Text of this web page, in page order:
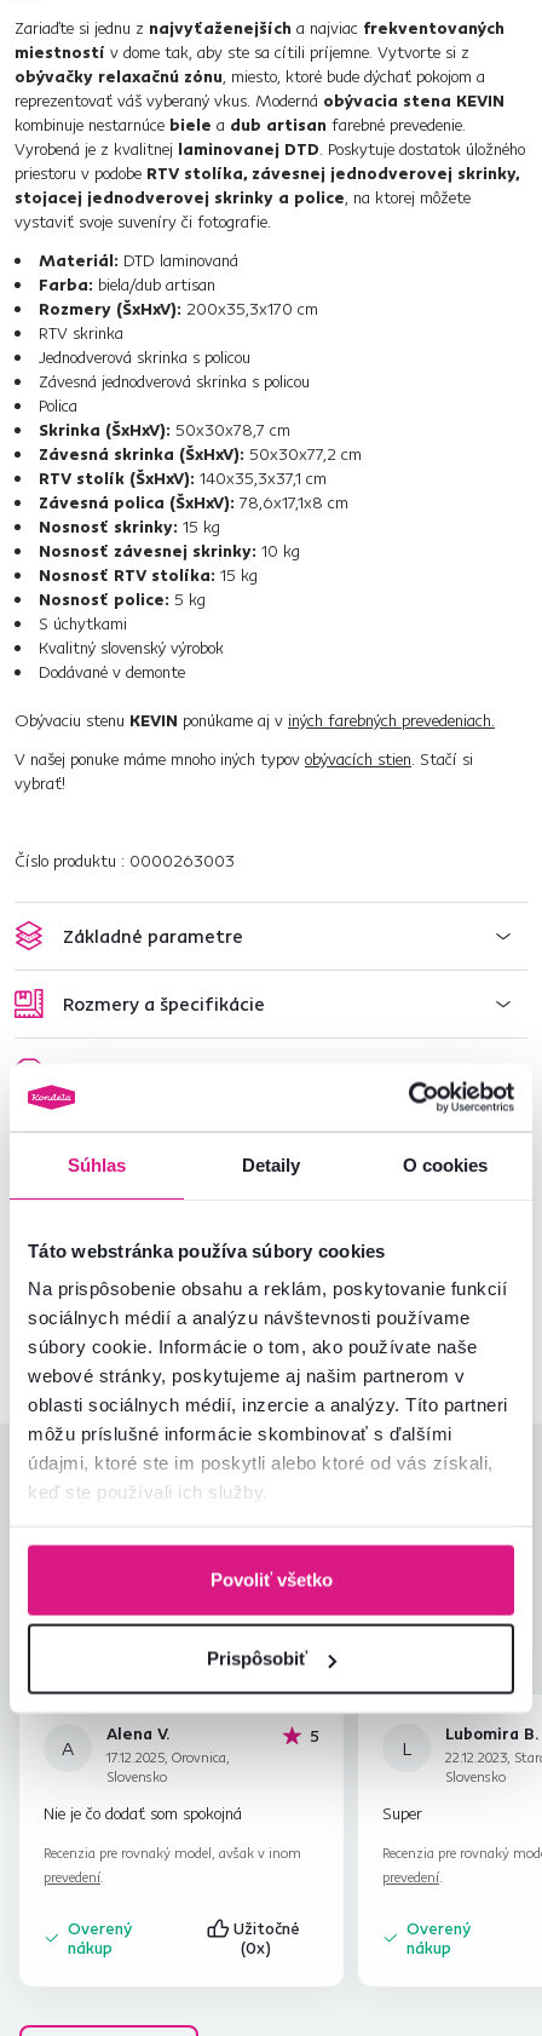
Súhlas Detaily O cookies
Táto webstránka používa súbory cookies
Na prispôsobenie obsahu a reklám, poskytovanie funkcií
sociálnych médií a analýzu návštevnosti používame
súbory cookie. Informácie o tom, ako používate naše
webové stránky, poskytujeme aj našim partnerom v
oblasti sociálnych médií, inzercie a analýzy. Títo partneri
môžu príslušné informácie skombinovať s ďalšími
údajmi, ktoré ste im poskytli alebo ktoré od vás získali,
keď ste používali ich služby.
Povoliť všetko
Prispôsobiť
Zariaďte si jednu z najvyťaženejších a najviac frekventovaných
miestností v dome tak, aby ste sa cítili príjemne. Vytvorte si z
obývačky relaxačnú zónu, miesto, ktoré bude dýchať pokojom a
reprezentovať váš vyberaný vkus. Moderná obývacia stena KEVIN
kombinuje nestarnúce biele a dub artisan farebné prevedenie.
Vyrobená je z kvalitnej laminovanej DTD. Poskytuje dostatok úložného
priestoru v podobe RTV stolíka, závesnej jednodverovej skrinky,
stojacej jednodverovej skrinky a police, na ktorej môžete
vystaviť svoje suveníry či fotografie.
Materiál: DTD laminovaná
Farba: biela/dub artisan
Rozmery (ŠxHxV): 200x35,3x170 cm
RTV skrinka
Jednodverová skrinka s policou
Závesná jednodverová skrinka s policou
Polica
Skrinka (ŠxHxV): 50x30x78,7 cm
Závesná skrinka (ŠxHxV): 50x30x77,2 cm
RTV stolík (ŠxHxV): 140x35,3x37,1 cm
Závesná polica (ŠxHxV): 78,6x17,1x8 cm
Nosnosť skrinky: 15 kg
Nosnosť závesnej skrinky: 10 kg
Nosnosť RTV stolíka: 15 kg
Nosnosť police: 5 kg
S úchytkami
Kvalitný slovenský výrobok
Dodávané v demonte
Obývaciu stenu KEVIN ponúkame aj v iných farebných prevedeniach.
V našej ponuke máme mnoho iných typov obývacích stien. Stačí si
vybrať!
Číslo produktu : 0000263003
Základné parametre
Rozmery a špecifikácie
Montážny návod
Nenašli ste požadované informácie?
02/ 40 100 100 Spustiť chat
Hodnotenia produktu
4,7
Zodpovedá očakávaniam
Zabalenie výrobku
4,8
Pomer hodnoty a ceny
A
Alena V.
17.12.2025, Orovnica,
Slovensko
5hviezdičiek
Nie je čo dodať som spokojná
Recenzia pre rovnaký model, avšak v inom
prevedení.
Overený
nákup
Užitočné
(0x)
L
Lubomira B.
22.12.2023,
Slovensko
Super
Recenzia pre rovnaký
prevedení.
Overený
nákup